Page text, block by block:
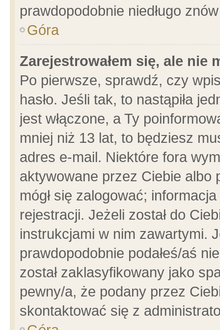
prawdopodobnie niedługo
Góra
Zarejestrowałem się, ale nie
Po pierwsze, sprawdź, czy
hasło. Jeśli tak, to nastąpiła
jest włączone, a Ty
mniej niż 13 lat, to będziesz
adres e-mail. Niektóre fora
aktywowane przez Ciebie albo
mógł się zalogować;
rejestracji. Jeżeli został do
instrukcjami w nim zawartymi.
prawdopodobnie podałeś/aś
został zaklasyfikowany jako
pewny/a, że podany przez
skontaktować się z